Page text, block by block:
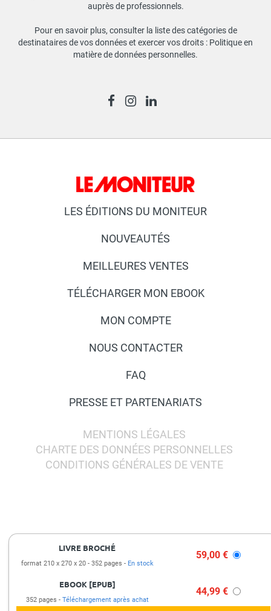
LIVRE BROCHÉ
format 210 x 270 x 20 352 pages En stock
59,00 €
EBOOK [EPUB]
352 pages Téléchargement après achat
44,99 €
auprès de professionnels.
Pour en savoir plus, consulter la liste des catégories de
destinataires de vos données et exercer vos droits : Politique en
matière de données personnelles.
LES ÉDITIONS DU MONITEUR
NOUVEAUTÉS
MEILLEURES VENTES
TÉLÉCHARGER MON EBOOK
MON COMPTE
NOUS CONTACTER
FAQ
PRESSE ET PARTENARIATS
MENTIONS LÉGALES
CHARTE DES DONNÉES PERSONNELLES
CONDITIONS GÉNÉRALES DE VENTE